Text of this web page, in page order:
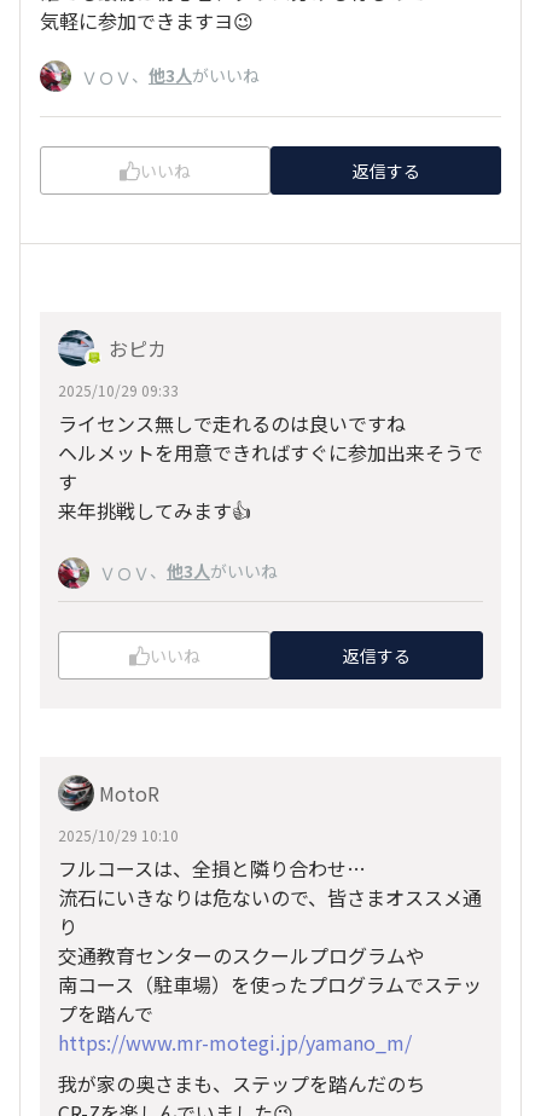
気軽に参加できますヨ😉
ＶＯＶ、 他3人がいいね
いいね 返信する
おピカ
2025/10/29 09:33
ライセンス無しで走れるのは良いですね
ヘルメットを用意できればすぐに参加出来そうで
す
来年挑戦してみます👍
ＶＯＶ 、 他3人がいいね
いいね 返信する
MotoR
2025/10/29 10:10
フルコースは、全損と隣り合わせ…
流石にいきなりは危ないので、皆さまオススメ通
り
交通教育センターのスクールプログラムや
南コース（駐車場）を使ったプログラムでステッ
プを踏んで
https://www.mr-motegi.jp/yamano_m/
我が家の奥さまも、ステップを踏んだのち